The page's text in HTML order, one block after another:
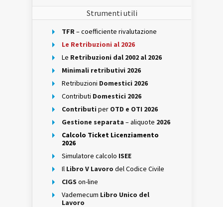
Strumenti utili
TFR– coefficiente rivalutazione
Le Retribuzioni al 2026
Le Retribuzioni dal 2002 al 2026
Minimali retributivi 2026
Retribuzioni Domestici 2026
Contributi Domestici 2026
Contributi per OTD e OTI 2026
Gestione separata – aliquote 2026
Calcolo Ticket Licenziamento
2026
Simulatore calcolo ISEE
Il Libro V Lavoro del Codice Civile
CIGS on-line
Vademecum Libro Unico del
Lavoro